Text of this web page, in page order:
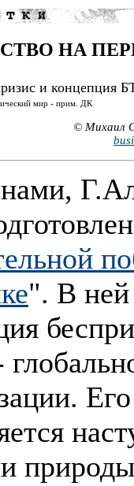
НА
и концепция
мир - прим. ДК
© Михаил
". В ней